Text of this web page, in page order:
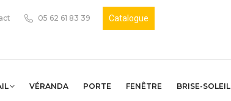
05 62 61 83 39 Catalogue
VÉRANDA PORTE FENÊTRE BRISE-SOLEIL